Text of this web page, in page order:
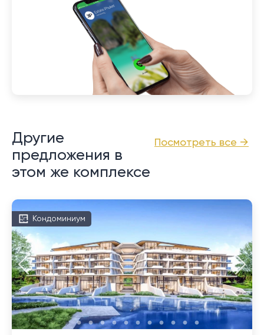
Посмотреть все →
Другие
предложения в
этом же комплексе
Кондоминиум